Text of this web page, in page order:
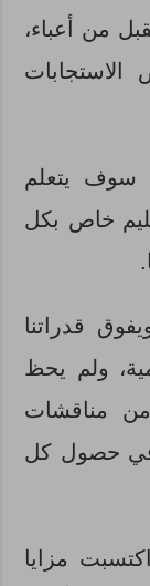
من أعباء،
يتعلم
خاص بكل
قدراتنا
ولم يحظ
من مناقشات
في حصول كل
مزايا